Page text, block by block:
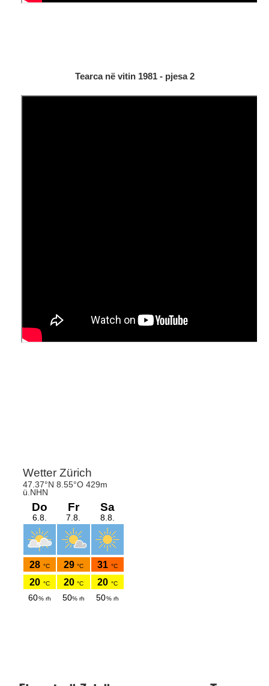
Tearca në vitin 1981 - pjesa 2